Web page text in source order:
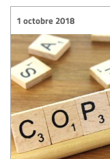
1 octobre 2018